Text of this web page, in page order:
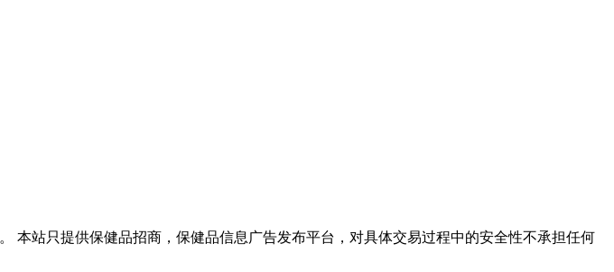
本站只提供保健品招商，保健品信息广告发布平台，对具体交易过程中的安全性不承担任何